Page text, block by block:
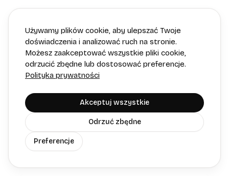
Używamy plików cookie, aby ulepszać Twoje
doświadczenia i analizować ruch na stronie.
Możesz zaakceptować wszystkie pliki cookie,
odrzucić zbędne lub dostosować preferencje.
Polityka prywatności
Akceptuj wszystkie
Odrzuć zbędne
Preferencje